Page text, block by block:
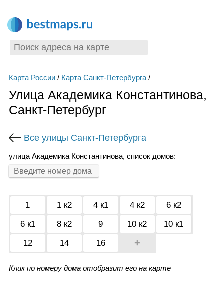
Карта России/ Карта Санкт-Петербурга/
Улица Академика Константинова,
Санкт-Петербург
Все улицы Санкт-Петербурга
улица Академика Константинова, список домов:
1 1 к2 4 к1 4 к2
6 к2
6 к1
8 к2 9 10 к2
10 к1
12
14 16 +
Клик по номеру дома отобразит его на карте